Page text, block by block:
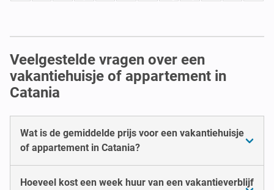
Veelgestelde vragen over een
vakantiehuisje of appartement in
Catania
Wat is de gemiddelde prijs voor een vakantiehuisje
of appartement in Catania?
Hoeveel kost een week huur van een vakantieverblijf